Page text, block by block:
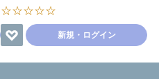
☆☆☆☆☆
新規・ログイン